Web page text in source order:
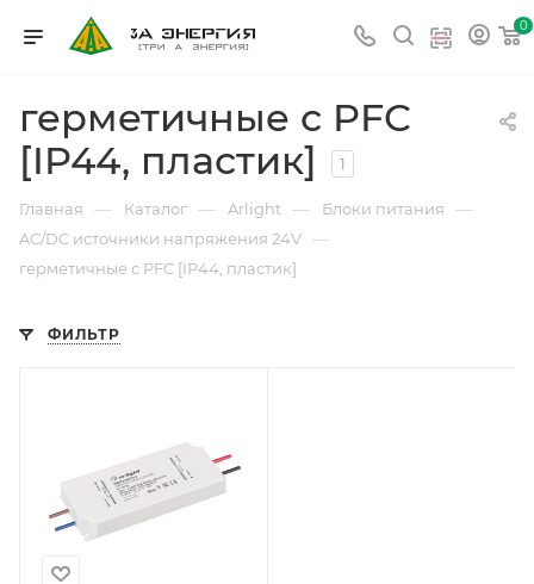
0
герметичные с PFC
[IP44, пластик]
1
Главная — Каталог — Arlight — Блоки питания —
AC/DC источники напряжения 24V —
герметичные с PFC [IP44, пластик]
ФИЛЬТР